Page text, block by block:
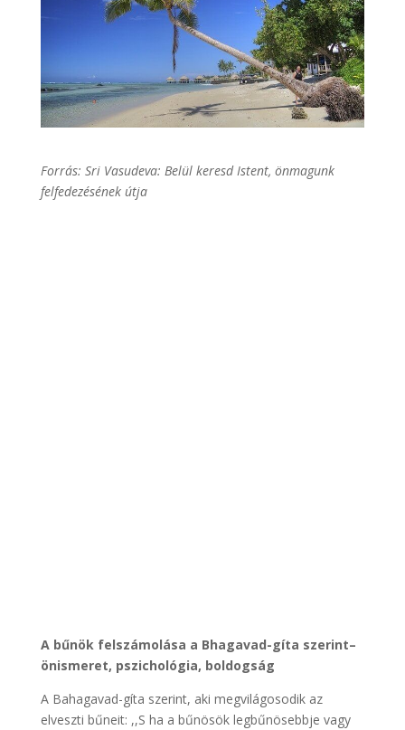
Forrás: Sri Vasudeva: Belül keresd Istent, önmagunk
felfedezésének útja
A bűnök felszámolása a Bhagavad-gíta szerint–
önismeret, pszichológia, boldogság
A Bahagavad-gíta szerint, aki megvilágosodik az
elveszti bűneit: ,,S ha a bűnösök legbűnösebbje vagy